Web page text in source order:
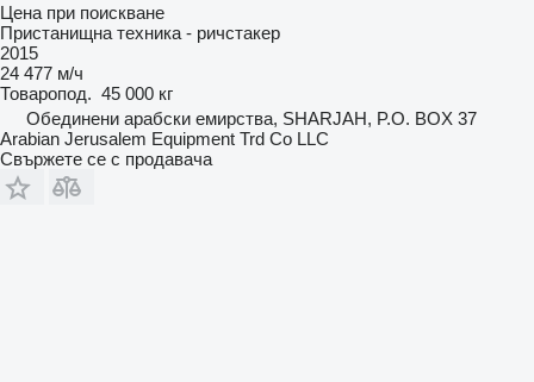
Цена при поискване
Пристанищна техника - ричстакер
2015
24 477 м/ч
Товаропод. 45 000 кг
Обединени арабски емирства, SHARJAH, P.O. BOX 37
Arabian Jerusalem Equipment Trd Co LLC
Свържете се с продавача